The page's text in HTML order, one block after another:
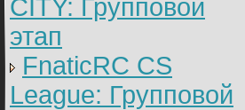
CITY: Групповой
этап
FnaticRC CS
League: Групповой